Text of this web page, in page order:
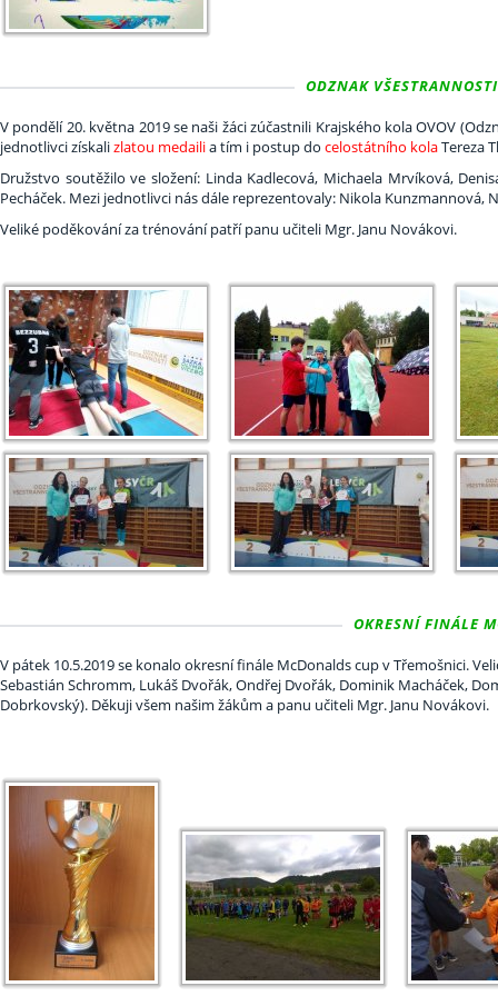
ODZNAK
V pondělí 20. května 2019 se naši žáci zúčastnili Krajského kola OVOV
jednotlivci získalizlatou medailia tím i postup do celostátního kolaTereza
Družstvo soutěžilo ve složení: Linda Kadlecová, Michaela Mrvíková,
Pecháček. Mezi jednotlivci nás dále reprezentovaly: Nikola Kunzmannová,
Veliké poděkování za trénování patří panu učiteli Mgr. Janu Novákovi.
OKRESNÍ FINÁLE
V pátek 10.5.2019 se konalo okresní finále McDonalds cup v Třemošnici.
Sebastián Schromm, Lukáš Dvořák, Ondřej Dvořák, Dominik Macháček,
Dobrkovský). Děkuji všem našim žákům a panu učiteli Mgr. Janu Novákovi.